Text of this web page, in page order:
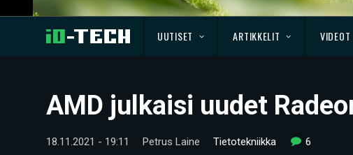
UUTISET ARTIKKELIT VIDEOT
AMD julkaisi uudet
18.11.2021 - 19:11 Petrus Laine Tietotekniikka 6